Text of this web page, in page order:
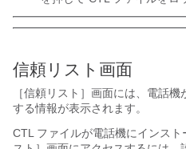
信頼リスト画面
［信頼リスト］画面には、電話
する情報が表示されます。
CTL ファイルが電話機にインスト